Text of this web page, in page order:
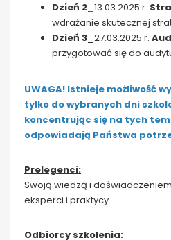
Dzień 2_ 13.03.2025 r.
wdrażanie skutecznej
Dzień 3_ 27.03.2025 r.
przygotować się do
UWAGA! Istnieje możliwość
tylko do wybranych dni
koncentrując się na tych
odpowiadają Państwa
Prelegenci:
Swoją wiedzą i
eksperci i praktycy.
Odbiorcy szkolenia: